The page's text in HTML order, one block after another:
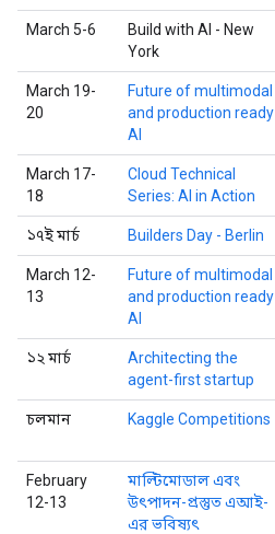
March 5-6
Build with AI - New
York
March 19-
20
Future of multimodal
and production ready
AI
March 17-
18
Cloud Technical
Series: AI in Action
১৭ই মার্চ Builders Day - Berlin
March 12-
13
Future of multimodal
and production ready
AI
১২ মার্চ
Architecting the
agent-first startup
চলমান Kaggle Competitions
February
12-13
মাল্টিমোডাল এবং
উৎপাদন-প্রস্তুত এআই-
এর ভবিষ্যৎ